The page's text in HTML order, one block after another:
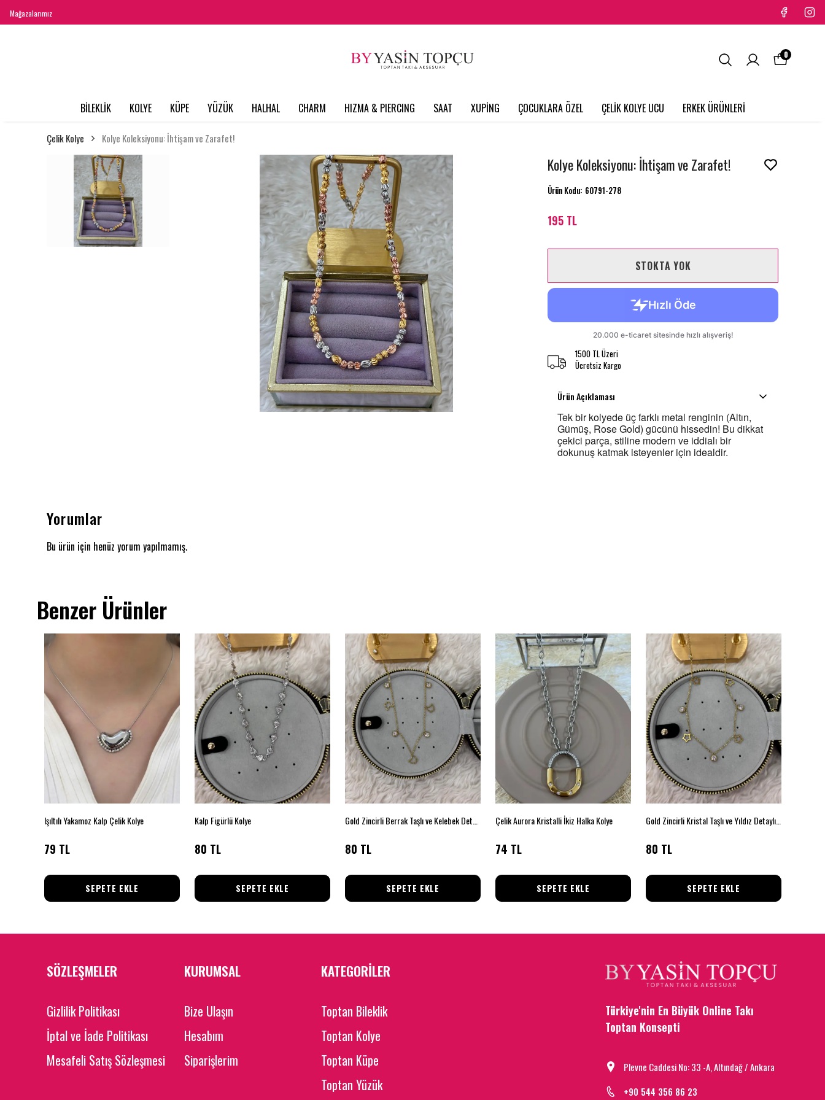
Mağazalarımız
BİLEKLİK KOLYE KÜPE YÜZÜK HALHAL CHARM HIZMA & PIERCING SAAT XUPİNG ÇOCUKLARA ÖZEL ÇELİK KOLYE UCU ERKEK ÜRÜNLERİ
0
Çelik Kolye Kolye Koleksiyonu: İhtişam ve Zarafet!
Kolye Koleksiyonu: İhtişam ve Zarafet!
Ürün Kodu: 60791-278
195 TL
STOKTA YOK
1500 TL Üzeri
Ücretsiz Kargo
Ürün Açıklaması
Tek bir kolyede üç farklı metal renginin (Altın,
Gümüş, Rose Gold) gücünü hissedin! Bu dikkat
çekici parça, stiline modern ve iddialı bir
dokunuş katmak isteyenler için idealdir.
Yorumlar
Bu ürün için henüz yorum yapılmamış.
Benzer Ürünler
Işıltılı Yakamoz Kalp Çelik Kolye
79 TL
SEPETE EKLE
Kalp Figürlü Kolye
80 TL
SEPETE EKLE
80 TL
SEPETE EKLE
Çelik Aurora Kristalli İkiz Halka Kolye
74 TL
SEPETE EKLE
80 TL
SEPETE EKLE
SÖZLEŞMELER
Gizlilik Politikası
İptal ve İade Politikası
Mesafeli Satış Sözleşmesi
KURUMSAL
Bize Ulaşın
Hesabım
Siparişlerim
KATEGORİLER
Toptan Bileklik
Toptan Kolye
Toptan Küpe
Toptan Yüzük
Türkiye'nin En Büyük Online Takı
Toptan Konsepti
Plevne Caddesi No: 33 -A, Altındağ / Ankara
+90 544 356 86 23